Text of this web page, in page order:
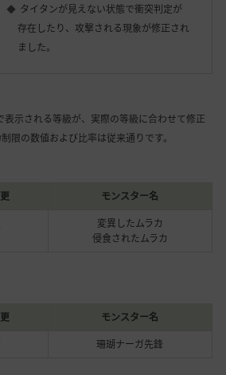
タイタンが見えない状態で衝突判定が
存在したり、攻撃される現象が修正され
ました。
示される等級が、実際の等級に合わせて修正
限の数値および比率は従来通りです。
モンスター名
変異したムラカ
侵食されたムラカ
モンスター名
珊瑚ナーガ先鋒